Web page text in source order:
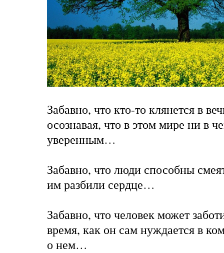
Забавно, что кто-то клянется в
осознавая, что в этом мире ни в
уверенным…
Забавно, что люди способны
им разбили сердце…
Забавно, что человек может
время, как он сам нуждается в
о нем…